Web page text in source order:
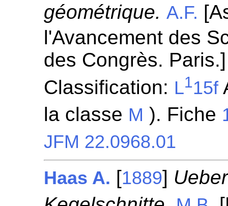
géométrique. A.F.
l'Avancement des
des Congrès.
Classification: L115f
la classe M ). Fiche
JFM 22.0968.01
Haas A. [1889]